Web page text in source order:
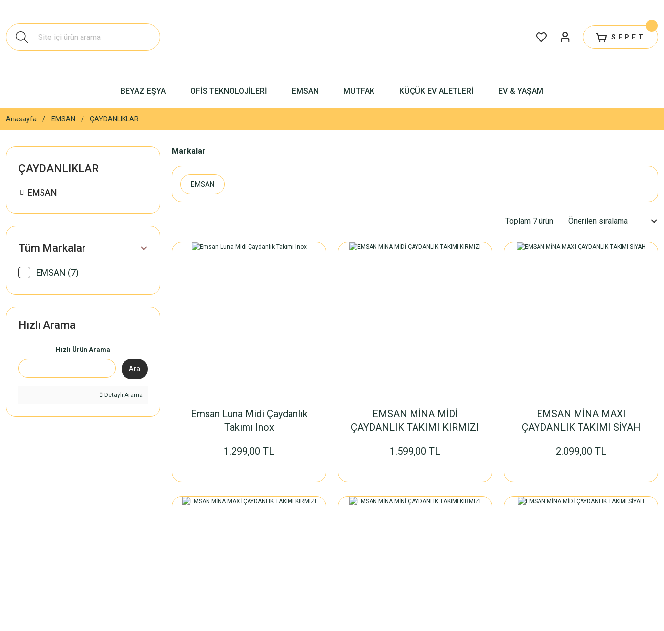
SEPET
BEYAZ EŞYA OFİS TEKNOLOJİLERİ EMSAN MUTFAK KÜÇÜK EV ALETLERİ EV & YAŞAM
Anasayfa EMSAN ÇAYDANLIKLAR
ÇAYDANLIKLAR
EMSAN
Tüm Markalar
EMSAN (7)
Hızlı Arama
Hızlı Ürün Arama
Ara
Detaylı Arama
Markalar
EMSAN
Toplam 7 ürün
Emsan Luna Midi Çaydanlık
Takımı Inox
1.299,00 TL
EMSAN MİNA MİDİ
ÇAYDANLIK TAKIMI KIRMIZI
1.599,00 TL
EMSAN MİNA MAXI
ÇAYDANLIK TAKIMI SİYAH
2.099,00 TL